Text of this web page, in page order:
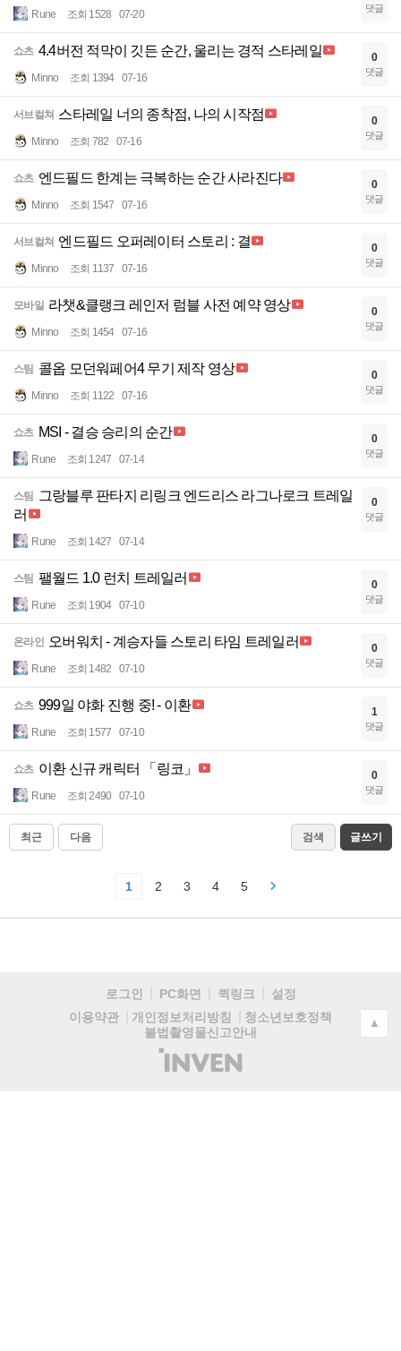
Rune 조회 1528 07-20 댓글
쇼츠 4.4버전 적막이 깃든 순간, 울리는 경적 스타레일
Minno 조회 1394 07-16
0
댓글
서브컬쳐 스타레일 너의 종착점, 나의 시작점
Minno 조회 782 07-16
0
댓글
쇼츠 엔드필드 한계는 극복하는 순간 사라진다
Minno 조회 1547 07-16
0
댓글
서브컬쳐 엔드필드 오퍼레이터 스토리 : 결
Minno 조회 1137 07-16
0
댓글
모바일 라챗&클랭크 레인저 럼블 사전 예약 영상
Minno 조회 1454 07-16
0
댓글
스팀 콜옵 모던워페어4 무기 제작 영상
Minno 조회 1122 07-16
0
댓글
쇼츠 MSI - 결승 승리의 순간
Rune 조회 1247 07-14
0
댓글
스팀
그랑블루 판타지 리링크 엔드리스 라그나로크 트레일
러
Rune 조회 1427 07-14
0
댓글
스팀 팰월드 1.0 런치 트레일러
Rune 조회 1904 07-10
0
댓글
온라인 오버워치 - 계승자들 스토리 타임 트레일러
Rune 조회 1482 07-10
0
댓글
쇼츠 999일 야화 진행 중! - 이환
Rune 조회 1577 07-10
1
댓글
쇼츠 이환 신규 캐릭터 「링코」
Rune 조회 2490 07-10
0
댓글
최근 다음 검색 글쓰기
1 2 3 4 5
로그인 PC화면 퀵링크
설정
이용약관
개인정보처리방침
청소년보호정책
불법촬영물신고안내
(주)
인
▲